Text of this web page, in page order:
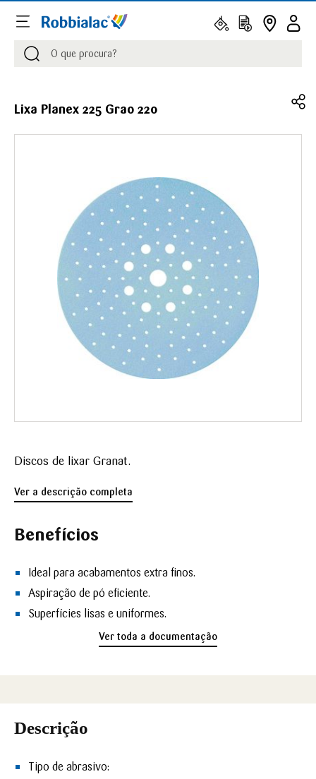
Procurar
Procurar
Lixa Planex 225 Grao 220
Discos de lixar Granat.
Ver a descrição completa
Benefícios
Ideal para acabamentos extra finos.
Aspiração de pó eficiente.
Superfícies lisas e uniformes.
Ver toda a documentação
Descrição
Tipo de abrasivo: